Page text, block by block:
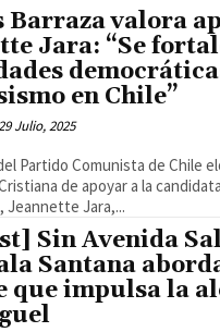
Barraza valora
Jara: “Se
en Chile”
Julio, 2025
Partido Comunista de Chile
de apoyar a la
Jeannette Jara,...
Sin Avenida
Santana
que impulsa la